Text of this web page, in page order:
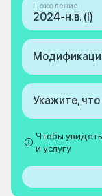
Поколение
2024-н.в. (I)
Укажите,
Чтобы
и услугу